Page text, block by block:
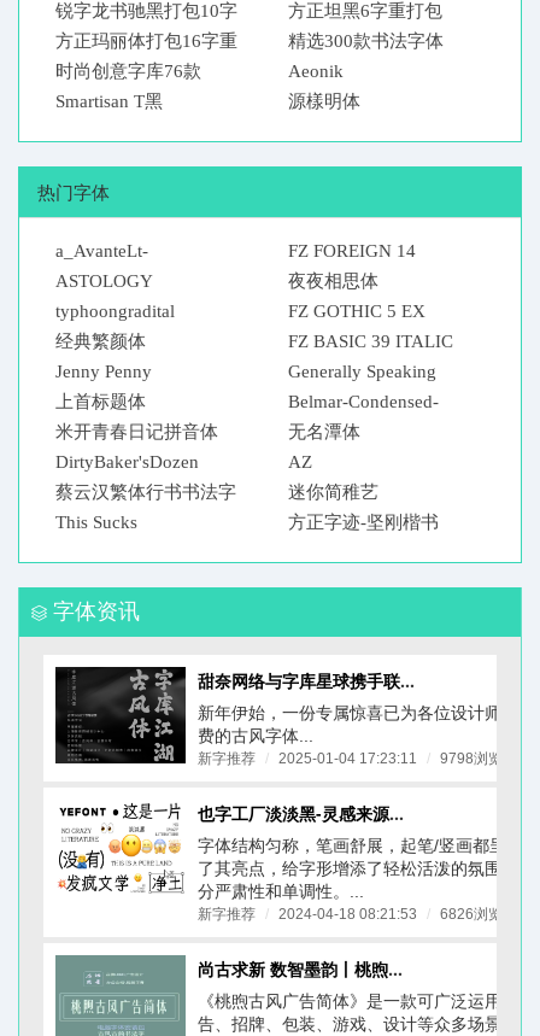
锐字龙书驰黑打包10字
重
方正坦黑6字重打包
方正玛丽体打包16字重
精选300款书法字体
时尚创意字库76款
Aeonik
Smartisan T黑
源樣明体
热门字体
a_AvanteLt-
DemiBoldItalic
FZ FOREIGN 14
TRONDHEIM LEFTY
ASTOLOGY
ASTROLOGICAL TFB
夜夜相思体
typhoongradital
FZ GOTHIC 5 EX
经典繁颜体
FZ BASIC 39 ITALIC
Jenny Penny
Generally Speaking
Alternate End
上首标题体
Belmar-Condensed-
Normal
米开青春日记拼音体
无名潭体
DirtyBaker'sDozen
AZ
蔡云汉繁体行书书法字
体
迷你简稚艺
This Sucks
方正字迹-坚刚楷书
字体资讯
甜奈网络与字库星球携手联合首发，推出一款为餐饮品牌量身
新年伊始，一份专属惊喜已为各位设计师备好
费的古风字体...
新字推荐 / 2025-01-04 17:23:11 / 9798浏览
也字工厂淡淡黑-灵感来源于《ニューシネマ》A D电影体
字体结构匀称，笔画舒展，起笔/竖画都呈圆
了其亮点，给字形增添了轻松活泼的氛围，打
分严肃性和单调性。...
新字推荐 / 2024-04-18 08:21:53 / 6826浏览
尚古求新 数智墨韵丨桃煦古风广告体上线
《桃煦古风广告简体​》是一款可广泛运用于
告、招牌、包装、游戏、设计等众多场景的字